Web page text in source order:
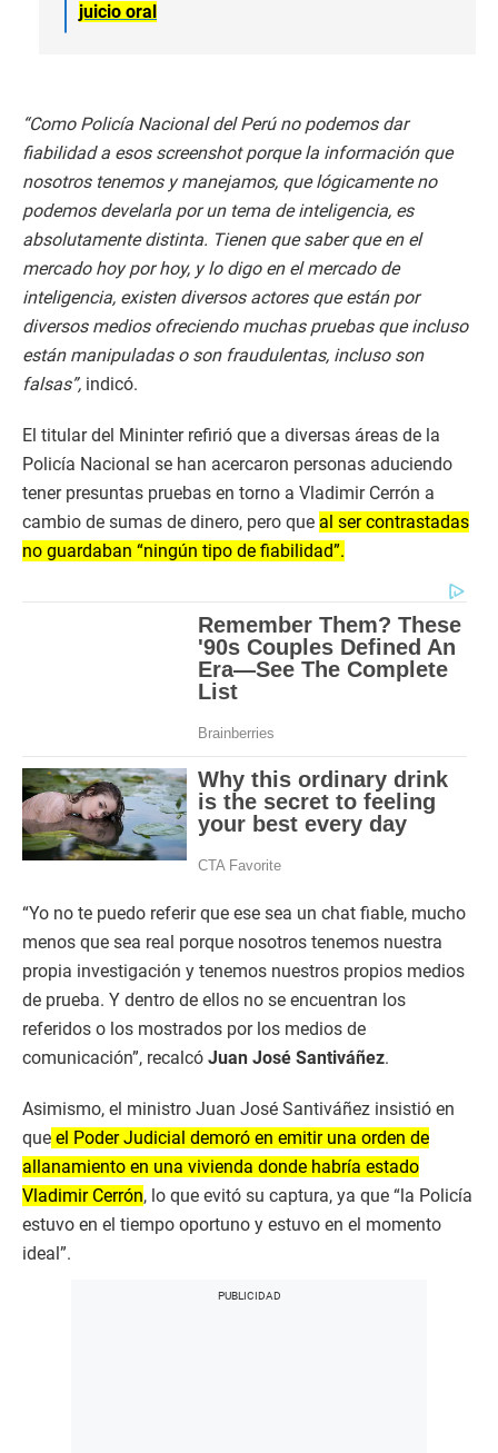
juicio oral
“Como Policía Nacional del Perú no podemos dar
fiabilidad a esos screenshot porque la información que
nosotros tenemos y manejamos, que lógicamente no
podemos develarla por un tema de inteligencia, es
absolutamente distinta. Tienen que saber que en el
mercado hoy por hoy, y lo digo en el mercado de
inteligencia, existen diversos actores que están por
diversos medios ofreciendo muchas pruebas que incluso
están manipuladas o son fraudulentas, incluso son
falsas”, indicó.
El titular del Mininter refirió que a diversas áreas de la
Policía Nacional se han acercaron personas aduciendo
tener presuntas pruebas en torno a Vladimir Cerrón a
cambio de sumas de dinero, pero que al ser contrastadas
no guardaban “ningún tipo de fiabilidad”.
“Yo no te puedo referir que ese sea un chat fiable, mucho
menos que sea real porque nosotros tenemos nuestra
propia investigación y tenemos nuestros propios medios
de prueba. Y dentro de ellos no se encuentran los
referidos o los mostrados por los medios de
comunicación”, recalcó Juan José Santiváñez.
Asimismo, el ministro Juan José Santiváñez insistió en
que el Poder Judicial demoró en emitir una orden de
allanamiento en una vivienda donde habría estado
Vladimir Cerrón, lo que evitó su captura, ya que “la Policía
estuvo en el tiempo oportuno y estuvo en el momento
ideal”.